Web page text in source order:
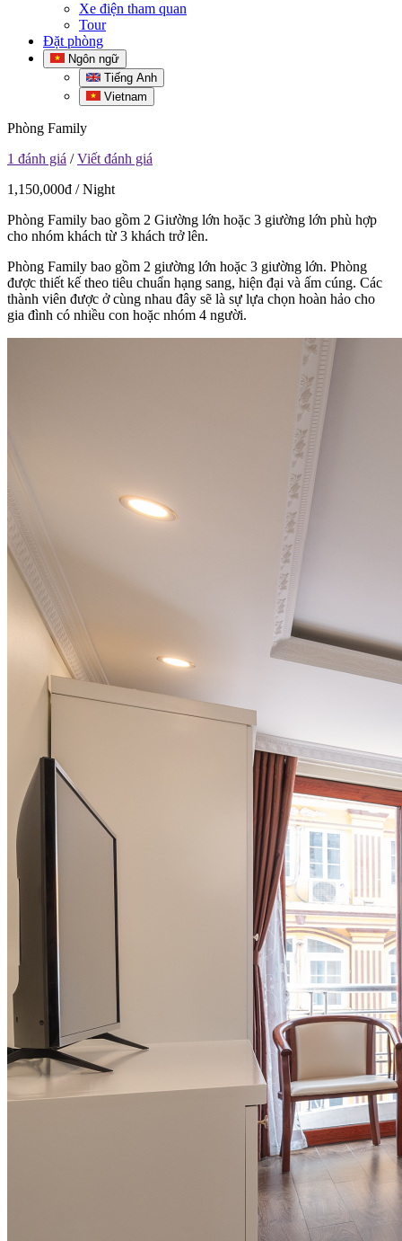
Xe điện tham quan
Tour
Đặt phòng
Ngôn ngữ
Tiếng Anh
Vietnam
Phòng Family
1 đánh giá /Viết đánh giá
1,150,000đ / Night
Phòng Family bao gồm 2 Giường lớn hoặc 3 giường lớn phù hợp
cho nhóm khách từ 3 khách trở lên.
Phòng Family bao gồm 2 giường lớn hoặc 3 giường lớn. Phòng
được thiết kế theo tiêu chuẩn hạng sang, hiện đại và ấm cúng. Các
thành viên được ở cùng nhau đây sẽ là sự lựa chọn hoàn hảo cho
gia đình có nhiều con hoặc nhóm 4 người.